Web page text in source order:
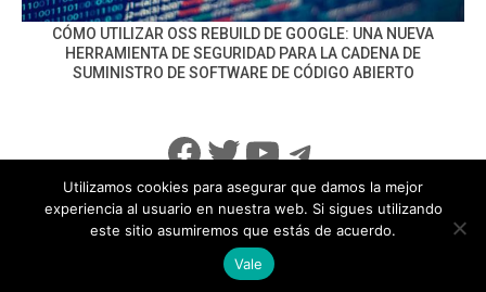
CÓMO UTILIZAR OSS REBUILD DE GOOGLE: UNA NUEVA
HERRAMIENTA DE SEGURIDAD PARA LA CADENA DE
SUMINISTRO DE SOFTWARE DE CÓDIGO ABIERTO
Facebook
Twitter
YouTube
Telegram
info@noticiasseguridad.com Política de Privacidad
Utilizamos cookies para asegurar que damos la mejor
experiencia al usuario en nuestra web. Si sigues utilizando
este sitio asumiremos que estás de acuerdo.
Vale